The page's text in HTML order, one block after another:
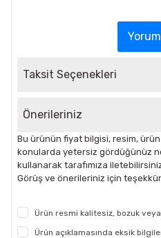
Taksit Seçenekleri
Önerileriniz
Bu ürünün fiyat bilgisi, resim,
konularda yetersiz gördüğünüz
kullanarak tarafımıza
Görüş ve önerileriniz için
Ürün resmi kalitesiz, bozuk
Ürün açıklamasında eksik